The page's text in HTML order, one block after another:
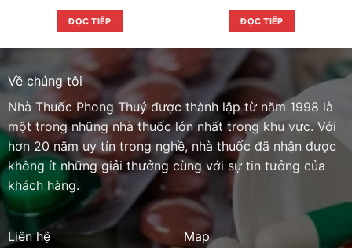
ĐỌC TIẾP ĐỌC TIẾP
Về chúng tôi
Nhà Thuốc Phong Thuý được thành lập từ năm 1998 là
một trong những nhà thuốc lớn nhất trong khu vực. Với
hơn 20 năm uy tín trong nghề, nhà thuốc đã nhận được
không ít những giải thưởng cùng với sự tin tưởng của
khách hàng.
Liên hệ
Map